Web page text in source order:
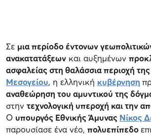
Σε μια περίοδο έντονων
ανακατατάξεων και αυξημένων
ασφαλείας στη θαλάσσια περιοχή της
Μεσογείου, η ελληνική κυβέρνηση
αναθεώρηση του αμυντικού της
στην τεχνολογική υπεροχή και την
Ο υπουργός Εθνικής Άμυνας Νίκος
παρουσίασε ένα νέο, πολυεπίπεδο